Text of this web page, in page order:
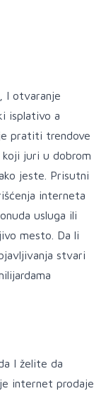
I otvaranje
isplativo a
pratiti trendove
juri u dobrom
jeste. Prisutni
interneta
usluga ili
mesto. Da li
stvari
I želite da
internet prodaje